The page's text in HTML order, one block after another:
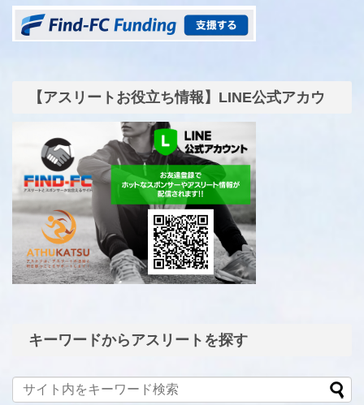
【アスリートお役立ち情報】LINE公式アカウ
キーワードからアスリートを探す